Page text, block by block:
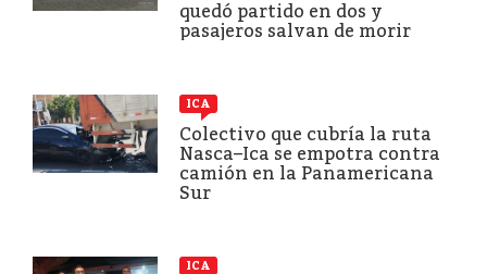
quedó partido en dos y
pasajeros salvan de morir
ICA
Colectivo que cubría la ruta
Nasca–Ica se empotra contra
camión en la Panamericana
Sur
ICA